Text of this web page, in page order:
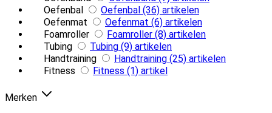
Oefenbal
Oefenbal (36) artikelen
Oefenmat
Oefenmat (6) artikelen
Foamroller
Foamroller (8) artikelen
Tubing
Tubing (9) artikelen
Handtraining
Handtraining (25) artikelen
Fitness
Fitness (1) artikel
Merken